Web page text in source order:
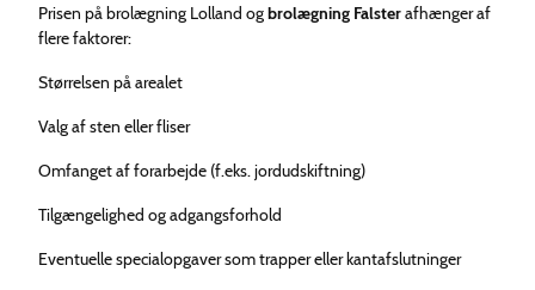
Prisen på brolægning Lolland ogbrolægning Falsterafhænger af
flere faktorer:
Størrelsen på arealet
Valg af sten eller fliser
Omfanget af forarbejde (f.eks. jordudskiftning)
Tilgængelighed og adgangsforhold
Eventuelle specialopgaver som trapper eller kantafslutninger